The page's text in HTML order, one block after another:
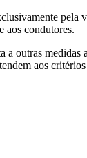
pela
aos condutores.
a outras
aos